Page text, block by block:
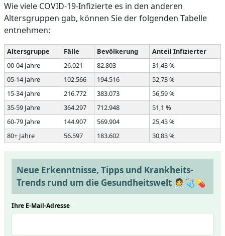
Wie viele COVID-19-Infizierte es in den anderen
Altersgruppen gab, können Sie der folgenden Tabelle
entnehmen:
Altersgruppe Fälle Bevölkerung
Anteil Infizierter
00-04 Jahre
26.021 82.803
31,43 %
05-14 Jahre
102.566 194.516
52,73 %
15-34 Jahre
216.772 383.073
56,59 %
35-59 Jahre
364.297 712.948
51,1 %
60-79 Jahre
144.907 569.904
25,43 %
80+ Jahre
56.597 183.602 30,83 %
Neue Erkenntnisse, Tipps und Krankheits-
Trends rund um die Gesundheitswelt 🧑‍⚕️🩺💊
Ihre E-Mail-Adresse